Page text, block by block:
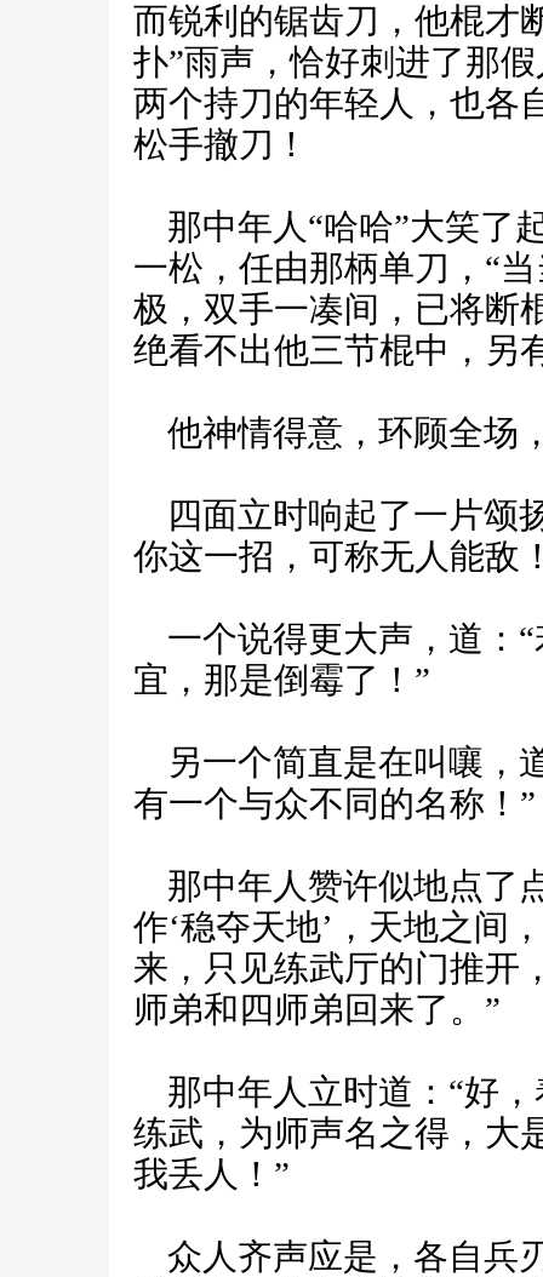
而锐利的锯齿刀，他棍才
扑”雨声，恰好刺进了那
两个持刀的年轻人，也各
松手撤刀！
那中年人“哈哈”大笑了
一松，任由那柄单刀，“
极，双手一凑间，已将断
绝看不出他三节棍中，另
他神情得意，环顾全场
四面立时响起了一片颂
你这一招，可称无人能敌
一个说得更大声，道：
宜，那是倒霉了！”
另一个简直是在叫嚷，
有一个与众不同的名称！”
那中年人赞许似地点了
作‘稳夺天地’，天地之间
来，只见练武厅的门推开
师弟和四师弟回来了。”
那中年人立时道：“好
练武，为师声名之得，大
我丢人！”
众人齐声应是，各自兵